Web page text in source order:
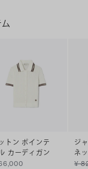
トン ポインテ
カーディガン
ジ
ネ
¥